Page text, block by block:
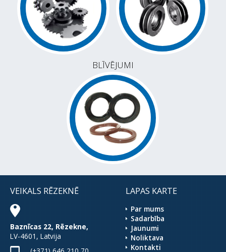
BLĪVĒJUMI
VEIKALS RĒZEKNĒ
Baznīcas 22, Rēzekne,
LV-4601, Latvija
LAPAS KARTE
Par mums
Sadarbība
Jaunumi
Noliktava
Kontakti